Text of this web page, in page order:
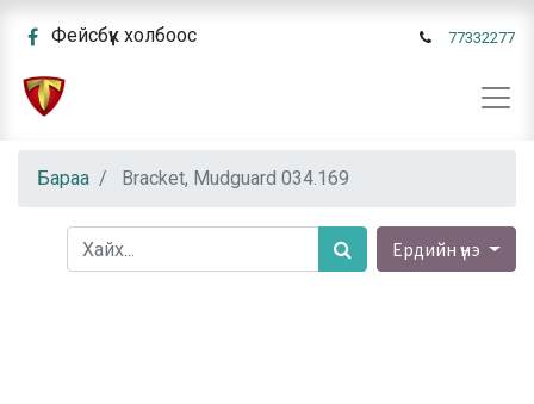
Фейсбүүк холбоос 77332277
Бараа Bracket, Mudguard 034.169
Ердийн үнэ